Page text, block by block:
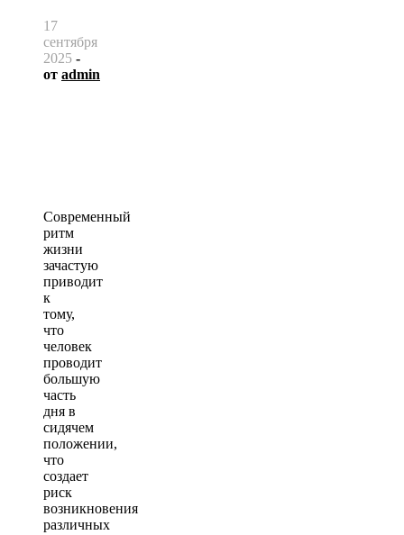
17
сентября
2025 -
от admin
Современный
ритм
жизни
зачастую
приводит
к
тому,
что
человек
проводит
большую
часть
дня в
сидячем
положении,
что
создает
риск
возникновения
различных